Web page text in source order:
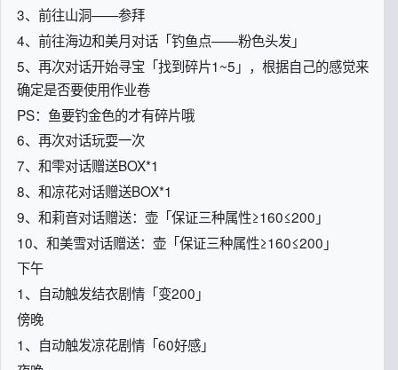
3、前往山洞——参拜
4、前往海边和美月对话「钓鱼点——粉色头发」
5、再次对话开始寻宝「找到碎片1~5」，根据自己的感觉来
确定是否要使用作业卷
PS：鱼要钓金色的才有碎片哦
6、再次对话玩耍一次
7、和雫对话赠送BOX*1
8、和凉花对话赠送BOX*1
9、和莉音对话赠送：壶「保证三种属性≥160≤200」
10、和美雪对话赠送：壶「保证三种属性≥160≤200」
下午
1、自动触发结衣剧情「变200」
傍晚
1、自动触发凉花剧情「60好感」